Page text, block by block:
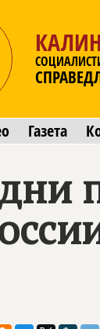
Газета